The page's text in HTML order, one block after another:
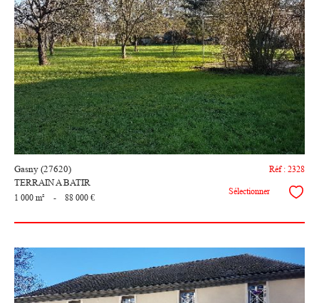
voir le
bien
Gasny (27620)
TERRAIN A BATIR
Réf : 2328
1 000 m² - 88 000 €
Sélectionner